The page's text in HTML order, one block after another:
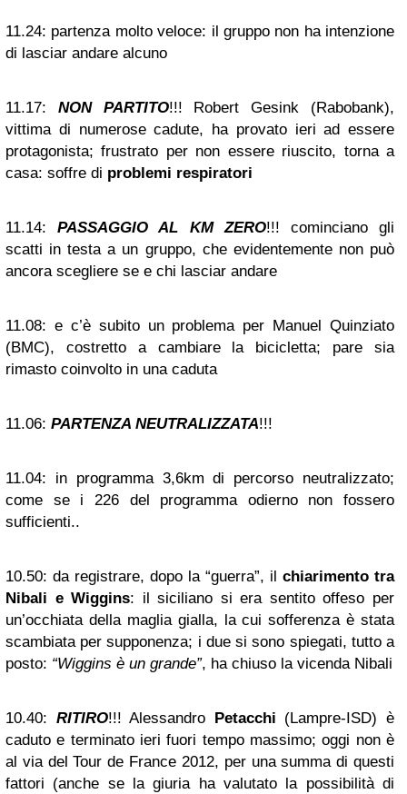
11.24: partenza molto veloce: il gruppo non ha intenzione
di lasciar andare alcuno
11.17: NON PARTITO!!! Robert Gesink (Rabobank),
vittima di numerose cadute, ha provato ieri ad essere
protagonista; frustrato per non essere riuscito, torna a
casa: soffre di problemi respiratori
11.14: PASSAGGIO AL KM ZERO!!! cominciano gli
scatti in testa a un gruppo, che evidentemente non può
ancora scegliere se e chi lasciar andare
11.08: e c’è subito un problema per Manuel Quinziato
(BMC), costretto a cambiare la bicicletta; pare sia
rimasto coinvolto in una caduta
11.06: PARTENZA NEUTRALIZZATA!!!
11.04: in programma 3,6km di percorso neutralizzato;
come se i 226 del programma odierno non fossero
sufficienti..
10.50: da registrare, dopo la “guerra”, il chiarimento tra
Nibali e Wiggins: il siciliano si era sentito offeso per
un’occhiata della maglia gialla, la cui sofferenza è stata
scambiata per supponenza; i due si sono spiegati, tutto a
posto: “Wiggins è un grande”, ha chiuso la vicenda Nibali
10.40: RITIRO!!! Alessandro Petacchi (Lampre-ISD) è
caduto e terminato ieri fuori tempo massimo; oggi non è
al via del Tour de France 2012, per una summa di questi
fattori (anche se la giuria ha valutato la possibilità di